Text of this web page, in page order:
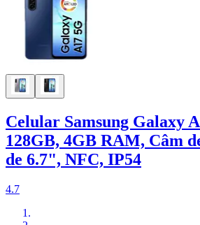
Celular Samsung Galaxy
128GB, 4GB RAM, Câm
de 6.7", NFC, IP54
4.7